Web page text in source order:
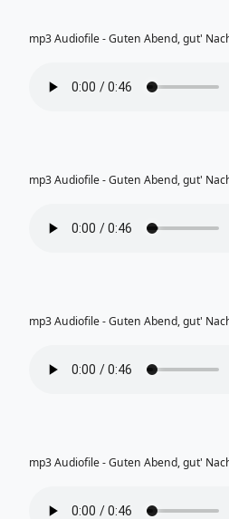
mp3 Audiofile - Guten Abend, gut'
mp3 Audiofile - Guten Abend, gut'
mp3 Audiofile - Guten Abend, gut'
mp3 Audiofile - Guten Abend, gut'